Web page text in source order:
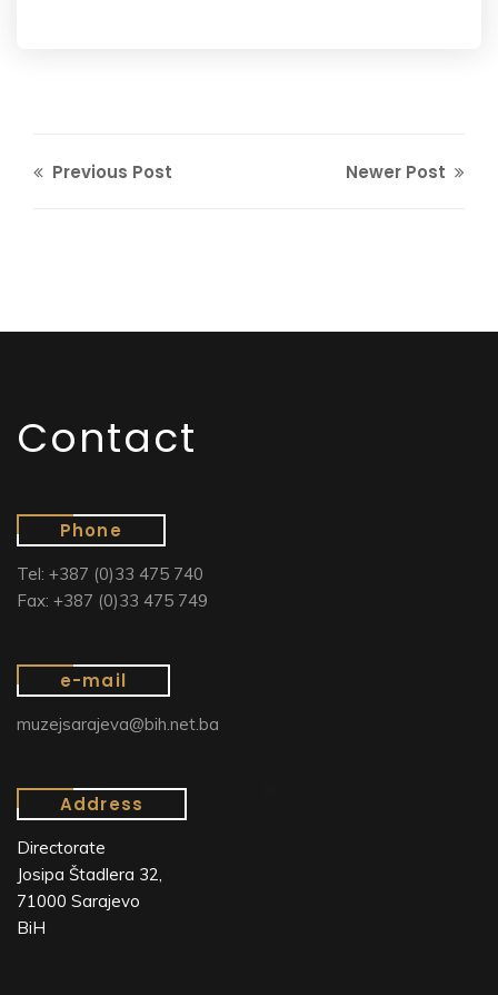
Previous Post Newer Post
Contact
Phone
Tel: +387 (0)33 475 740
Fax: +387 (0)33 475 749
e-mail
muzejsarajeva@bih.net.ba
Address
Directorate
Josipa Štadlera 32,
71000 Sarajevo
BiH